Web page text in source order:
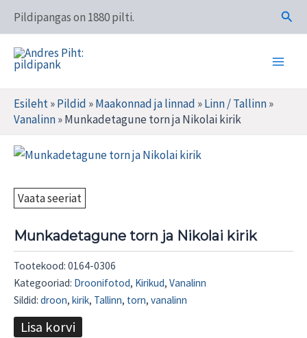
content
Pildipangas on 1880 pilti. Otsi
Andres Piht: pildipank
Esileht»Pildid »Maakonnad ja linnad »Linn / Tallinn»
Vanalinn»Munkadetagune torn ja Nikolai kirik
Vaata seeriat
Munkadetagune torn ja Nikolai kirik
Tootekood: 0164-0306
Kategooriad: Droonifotod, Kirikud, Vanalinn
Sildid: droon, kirik, Tallinn, torn, vanalinn
Lisa korvi